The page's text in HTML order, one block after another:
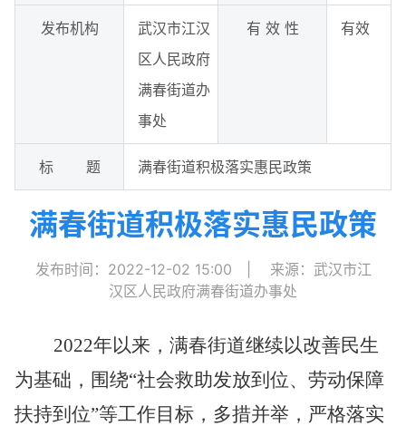
发布机构
武汉市江汉
区人民政府
满春街道办
事处
有 效 性 有效
标 题 满春街道积极落实惠民政策
满春街道积极落实惠民政策
发布时间：2022-12-02 15:00
来源：武汉市江
汉区人民政府满春街道办事处
2022年以来，满春街道继续以改善民生
为基础，围绕“社会救助发放到位、劳动保障
扶持到位”等工作目标，多措并举，严格落实